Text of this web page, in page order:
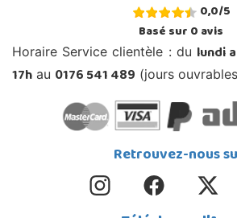
0,0/5
Basé sur0avis
Horaire Service clientèle : du lundi
17h au 0176 541 489 (jours
Retrouvez-nous